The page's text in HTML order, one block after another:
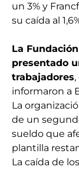
un 3% y
su caída al
La
presentado
trabajadores
informaron a
La
de un
sueldo que
plantilla
La caída de